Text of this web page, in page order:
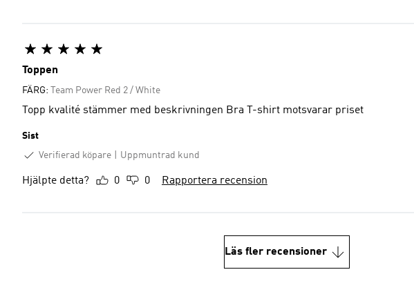
Toppen
FÄRG: Team Power Red 2 / White
Topp kvalité stämmer med beskrivningen Bra T-shirt motsvarar priset
Sist
Verifierad köpare
Uppmuntrad kund
Hjälpte detta? 0 0 Rapportera recension
Läs fler recensioner